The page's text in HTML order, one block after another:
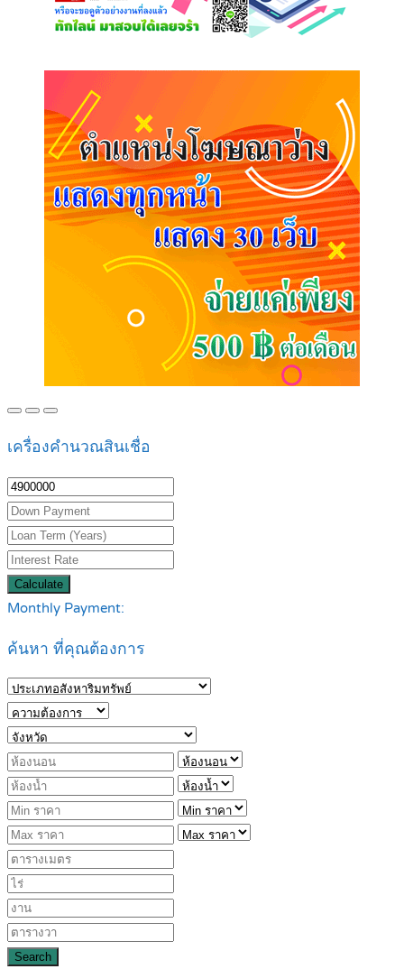
เครื่องคำนวณสินเชื่อ
Calculate
Monthly Payment:
ค้นหา ที่คุณต้องการ
Search